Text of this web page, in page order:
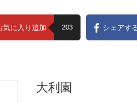
気に入り追加 203 シェアす
大利園